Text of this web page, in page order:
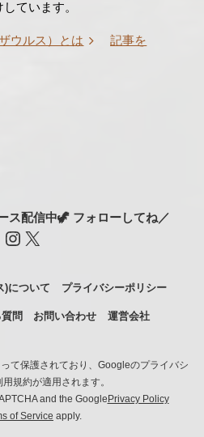
ています。
ウルス）とは
記事を
ス配信中🦖 フォローしてね／
Instagram
X
)について プライバシーポリシー
問 お問い合わせ 運営会社
て保護されており、Googleのプライバシ
規約が適用されます。
and the GooglePrivacy Policy
of Service apply.